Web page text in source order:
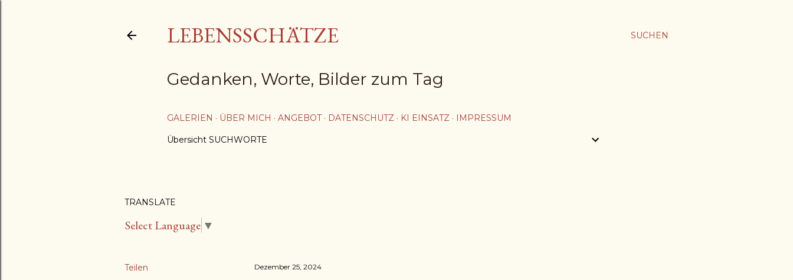
SUCHEN
LEBENSSCHÄTZE
Gedanken, Worte, Bilder zum Tag
GALERIEN ÜBER MICH ANGEBOT DATENSCHUTZ KI EINSATZ IMPRESSUM
Übersicht SUCHWORTE
TRANSLATE
Select Language ▼
Teilen Dezember 25, 2024